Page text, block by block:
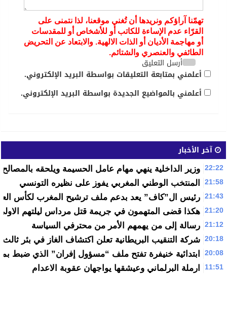
تهمّنا آراؤكم ونريدها أن تُغني موقعنا، لذا نتمنى على
القرّاء عدم الإساءة للكاتب أو للأشخاص أو للمقدسات
أو مهاجمة الأديان أو الذات الالهية. والابتعاد عن التحريض
الطائفي والعنصري والشتائم.
أرسل التعليق
أعلمني بمتابعة التعليقات بواسطة البريد الإلكتروني.
أعلمني بالمواضيع الجديدة بواسطة البريد الإلكتروني.
آخر الأخبار
22:22 وزير الداخلية ينهي مهام عامل الحسيمة ويلحقه بالمصالح
21:58 المنتخب الوطني المغربي يفوز على نظيره التونسي
21:43 رئيس ال”كاف” يعد بدعم ملف ترشيح المغرب لكأس العالم
21:20 هكذا قضى المتهمون في جريمة قتل مرداس ليلتهم
21:12 رسالة إلى من يهمهم الأمر من محترفي السياسة
20:18 شركة التنقيب البريطانية تعلن اكتشاف الغاز في بئر
20:08 ابتدائية خنيفرة تفتح ملف “مسؤول إفران” الذي ضبط
11:51 ارملة البرلماني وعيشقها يواجهان عقوبة الاعدام